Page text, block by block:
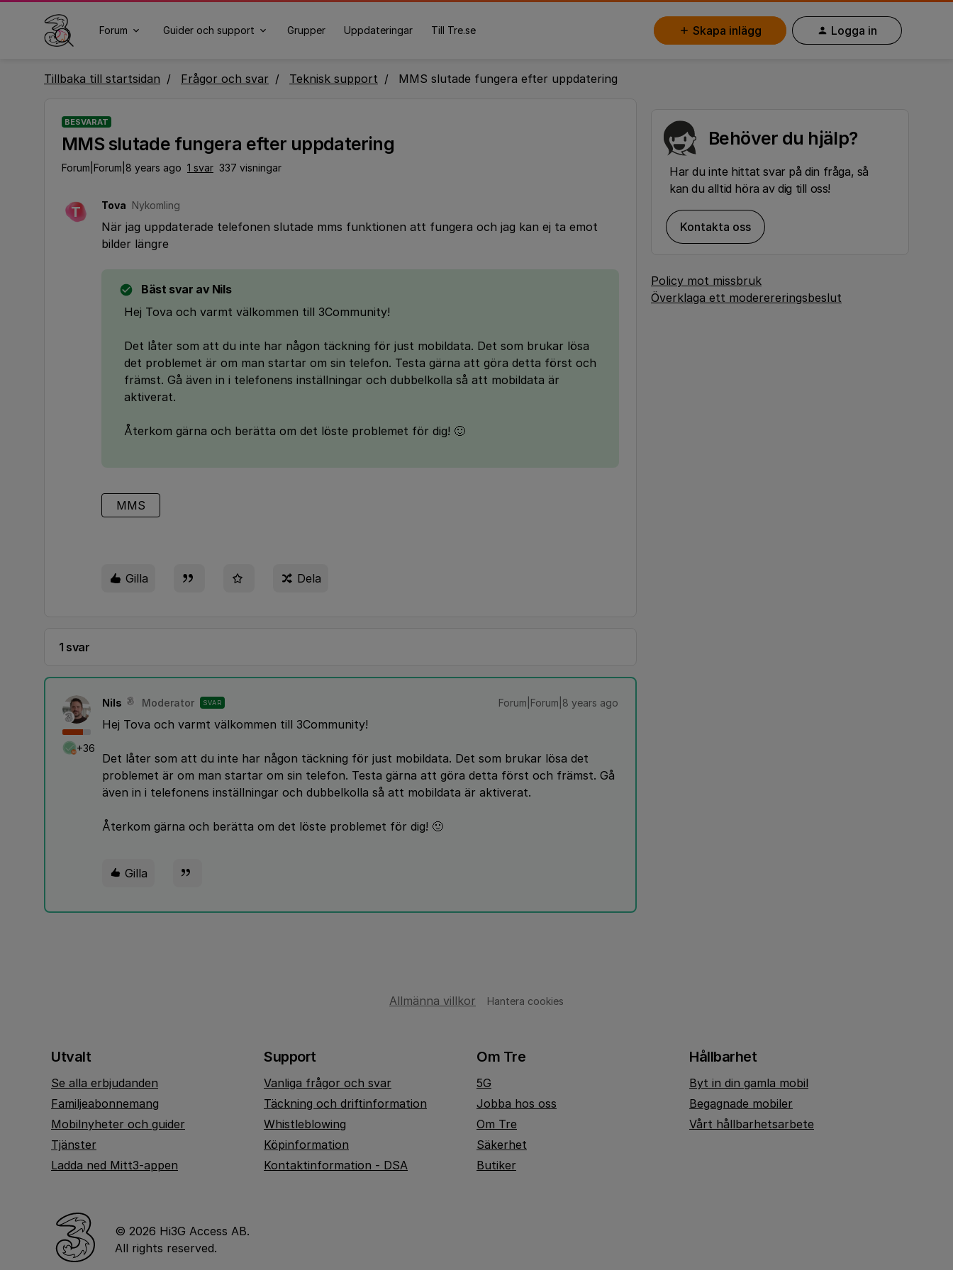
Forum Guider och support Grupper Uppdateringar Till Tre.se Skapa inlägg Logga in
Tillbaka till startsidan Frågor och svar Teknisk support MMS slutade fungera efter uppdatering
BESVARAT
MMS slutade fungera efter uppdatering
Forum|Forum|8 years ago 1 svar 337 visningar
T Tova Nykomling
När jag uppdaterade telefonen slutade mms funktionen att fungera och jag kan ej ta emot
bilder längre
Bäst svar av Nils
Hej Tova och varmt välkommen till 3Community!
Det låter som att du inte har någon täckning för just mobildata. Det som brukar lösa
det problemet är om man startar om sin telefon. Testa gärna att göra detta först och
främst. Gå även in i telefonens inställningar och dubbelkolla så att mobildata är
aktiverat.
Återkom gärna och berätta om det löste problemet för dig! 🙂
MMS
Gilla Dela
1 svar
+36
Nils Moderator SVAR Forum|Forum|8 years ago
Hej Tova och varmt välkommen till 3Community!
Det låter som att du inte har någon täckning för just mobildata. Det som brukar lösa det
problemet är om man startar om sin telefon. Testa gärna att göra detta först och främst. Gå
även in i telefonens inställningar och dubbelkolla så att mobildata är aktiverat.
Återkom gärna och berätta om det löste problemet för dig! 🙂
Gilla
Behöver du hjälp?
Har du inte hittat svar på din fråga, så
kan du alltid höra av dig till oss!
Kontakta oss
Policy mot missbruk
Överklaga ett moderereringsbeslut
Allmänna villkor Hantera cookies
Utvalt
Se alla erbjudanden
Familjeabonnemang
Mobilnyheter och guider
Tjänster
Ladda ned Mitt3-appen
Support
Vanliga frågor och svar
Täckning och driftinformation
Whistleblowing
Köpinformation
Kontaktinformation - DSA
Om Tre
5G
Jobba hos oss
Om Tre
Säkerhet
Butiker
Hållbarhet
Byt in din gamla mobil
Begagnade mobiler
Vårt hållbarhetsarbete
© 2026 Hi3G Access AB.
All rights reserved.